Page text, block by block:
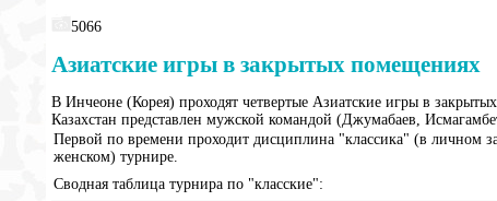
5066
Азиатские игры в закрытых помещениях
В Инчеоне (Корея) проходят четвертые Азиатские игры в
Казахстан представлен мужской командой (Джумабаев,
Первой по времени проходит дисциплина "классика" (в личном
женском) турнире.
Сводная таблица турнира по "класские":